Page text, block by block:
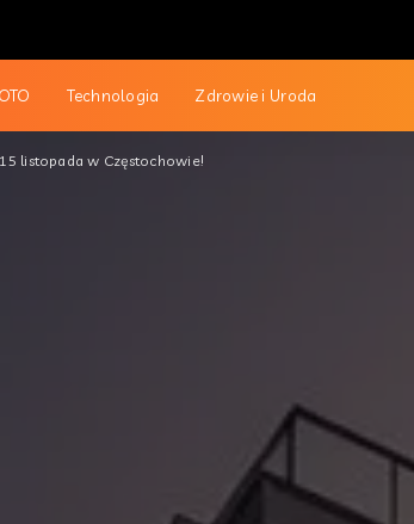
Technologia Zdrowie i Uroda
listopada w Częstochowie!